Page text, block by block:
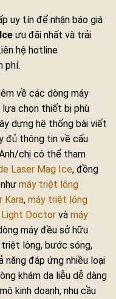
uy tín để nhận báo giá
ưu đãi nhất và trải
hệ hotline
phí.
về các dòng máy
chọn thiết bị phù
dựng hệ thống bài viết
đủ thông tin về cấu
chị có thể tham
Laser Mag Ice, đồng
máy triệt lông
Kara, máy triệt lông
Doctor và máy
máy đều sở hữu
lông, bước sóng,
năng đáp ứng nhiều loại
khám da liễu dễ dàng
kinh doanh, nhu cầu